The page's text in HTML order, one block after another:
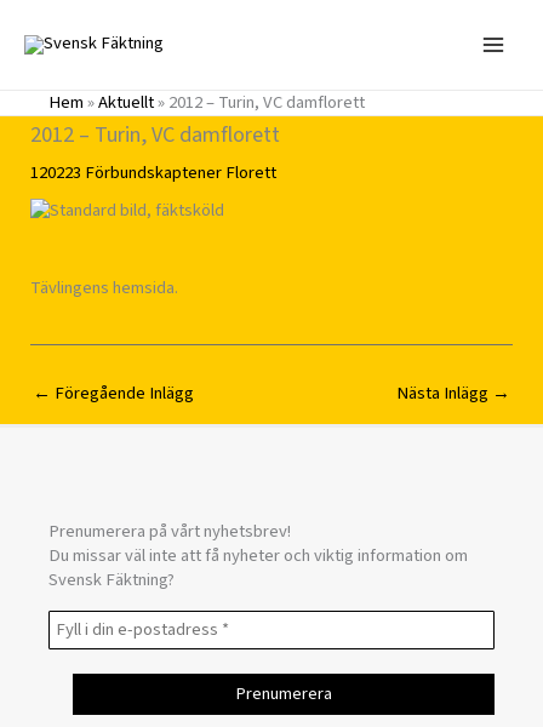
innehåll
Hem»Aktuellt»2012 – Turin, VC damflorett
2012 – Turin, VC damflorett
120223 FörbundskaptenerFlorett
Tävlingens hemsida.
← Föregående Inlägg Nästa Inlägg →
Prenumerera på vårt nyhetsbrev!
Du missar väl inte att få nyheter och viktig information om
Svensk Fäktning?